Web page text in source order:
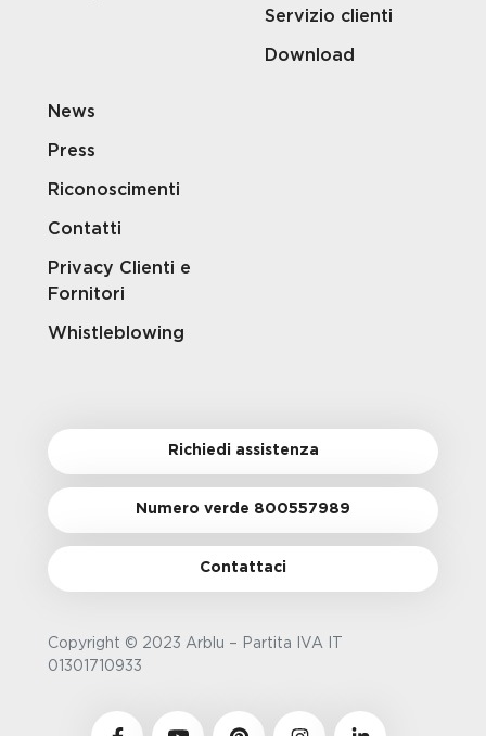
Servizio clienti
Download
News
Press
Riconoscimenti
Contatti
Privacy Clienti e
Fornitori
Whistleblowing
Richiedi assistenza
Numero verde 800557989
Contattaci
Copyright © 2023 Arblu – Partita IVA IT
01301710933